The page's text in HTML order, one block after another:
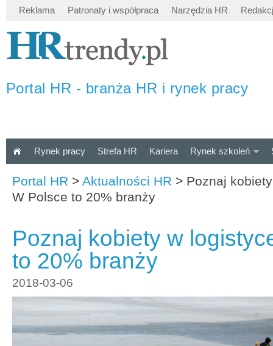
Reklama Patronaty i współpraca Narzędzia HR
Portal HR - branża HR i rynek pracy
Rynek pracy Strefa HR Kariera Rynek szkoleń
Portal HR > Aktualności HR > Poznaj
W Polsce to 20% branży
Poznaj kobiety w
to 20% branży
2018-03-06